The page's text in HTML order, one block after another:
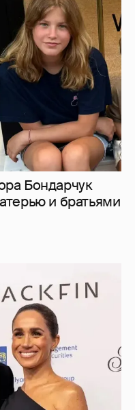
Бондарчук
и братьями
вышли в свет